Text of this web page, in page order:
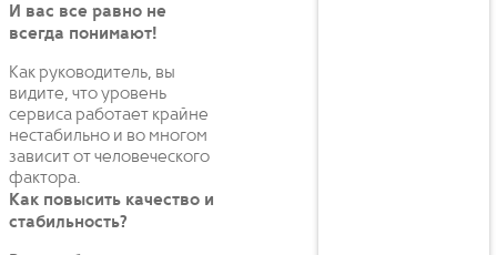
И вас все равно не
всегда понимают!
Как руководитель, вы
видите, что уровень
сервиса работает крайне
нестабильно и во многом
зависит от человеческого
фактора.
Как повысить качество и
стабильность?